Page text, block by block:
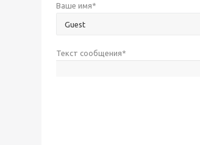
Ваше имя*
Текст сообщения*